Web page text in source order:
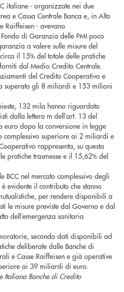
italiane - organizzate nei due
e Cassa Centrale Banca e, in Alto
Raiffeisen - avevano
Fondo di Garanzia delle PMI poco
a valere sulle misure del
il 15% del totale delle pratiche
dal Medio Credito Centrale.
del Credito Cooperativo e
superato gli 8 miliardi e 153 milioni
132 mila hanno riguardato
dalla lettera m dell’art. 13 del
dopo la conversione in legge
complessivo superiore ai 2 miliardi e
rappresenta, su questa
pratiche trasmesse e il 15,62% del
BCC nel mercato complessivo degli
evidente il contributo che stanno
per rendere disponibili a
le misure previste dal Governo e dal
dell’emergenza sanitaria
secondo dati disponibili ad
deliberate dalle Banche di
e Casse Raiffeisen e già operative
ai 39 miliardi di euro.
Italiana Banche di Credito